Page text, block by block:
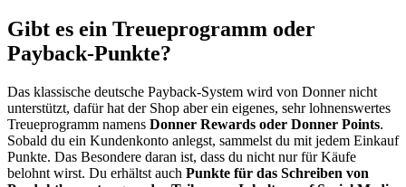
Gibt es ein Treueprogramm oder
Payback-Punkte?
Das klassische deutsche Payback-System wird von Donner nicht
unterstützt, dafür hat der Shop aber ein eigenes, sehr lohnenswertes
Treueprogramm namens Donner Rewards oder Donner Points.
Sobald du ein Kundenkonto anlegst, sammelst du mit jedem Einkauf
Punkte. Das Besondere daran ist, dass du nicht nur für Käufe
belohnt wirst. Du erhältst auch Punkte für das Schreiben von